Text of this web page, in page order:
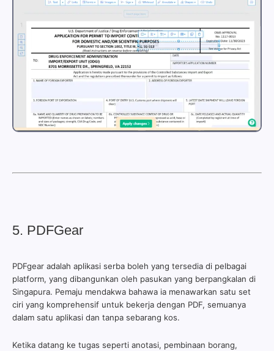
5. PDFGear
PDFgear adalah aplikasi serba boleh yang tersedia di pelbagai
platform, yang dibangunkan oleh pasukan yang berpangkalan di
Singapura. Pemaju mendakwa bahawa ia menawarkan satu set
ciri yang komprehensif untuk bekerja dengan PDF, semuanya
dalam satu aplikasi dan tanpa sebarang kos.
Ketika datang ke tugas seperti anotasi, pembinaan borang,